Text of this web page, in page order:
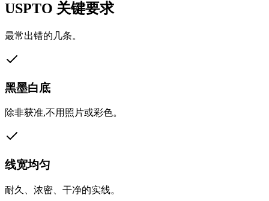
USPTO 关键要求
最常出错的几条。
黑墨白底
除非获准,不用照片或彩色。
线宽均匀
耐久、浓密、干净的实线。